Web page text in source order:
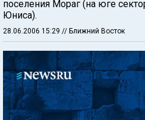
поселения Мораг (на юге
Юниса).
28.06.2006 15:29 // Ближний Восток